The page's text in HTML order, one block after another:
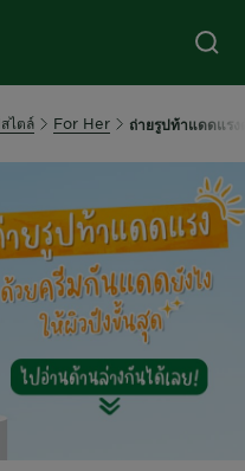
ไตล์ For Her ถ่ายรูปท้าแดดแร